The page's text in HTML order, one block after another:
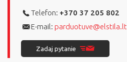
Telefon: +370 37 205 802
E-mail: parduotuve@elstila.lt
Zadaj pytanie